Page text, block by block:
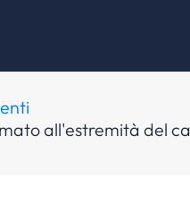
all'estremità del